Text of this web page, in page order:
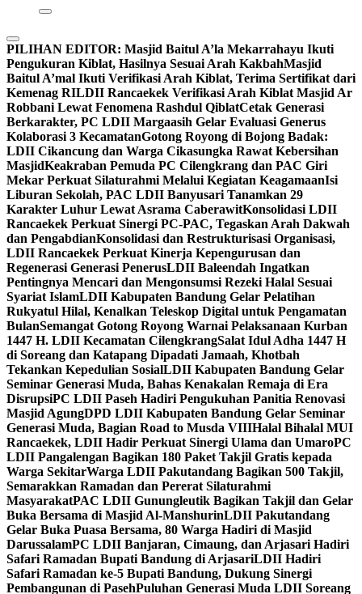
PILIHAN EDITOR: Masjid Baitul A’la Mekarrahayu Ikuti
Pengukuran Kiblat, Hasilnya Sesuai Arah KakbahMasjid
Baitul A’mal Ikuti Verifikasi Arah Kiblat, Terima Sertifikat dari
Kemenag RILDII Rancaekek Verifikasi Arah Kiblat Masjid Ar
Robbani Lewat Fenomena Rashdul QiblatCetak Generasi
Berkarakter, PC LDII Margaasih Gelar Evaluasi Generus
Kolaborasi 3 KecamatanGotong Royong di Bojong Badak:
LDII Cikancung dan Warga Cikasungka Rawat Kebersihan
MasjidKeakraban Pemuda PC Cilengkrang dan PAC Giri
Mekar Perkuat Silaturahmi Melalui Kegiatan KeagamaanIsi
Liburan Sekolah, PAC LDII Banyusari Tanamkan 29
Karakter Luhur Lewat Asrama CaberawitKonsolidasi LDII
Rancaekek Perkuat Sinergi PC-PAC, Tegaskan Arah Dakwah
dan PengabdianKonsolidasi dan Restrukturisasi Organisasi,
LDII Rancaekek Perkuat Kinerja Kepengurusan dan
Regenerasi Generasi PenerusLDII Baleendah Ingatkan
Pentingnya Mencari dan Mengonsumsi Rezeki Halal Sesuai
Syariat IslamLDII Kabupaten Bandung Gelar Pelatihan
Rukyatul Hilal, Kenalkan Teleskop Digital untuk Pengamatan
BulanSemangat Gotong Royong Warnai Pelaksanaan Kurban
1447 H. LDII Kecamatan CilengkrangSalat Idul Adha 1447 H
di Soreang dan Katapang Dipadati Jamaah, Khotbah
Tekankan Kepedulian SosialLDII Kabupaten Bandung Gelar
Seminar Generasi Muda, Bahas Kenakalan Remaja di Era
DisrupsiPC LDII Paseh Hadiri Pengukuhan Panitia Renovasi
Masjid AgungDPD LDII Kabupaten Bandung Gelar Seminar
Generasi Muda, Bagian Road to Musda VIIIHalal Bihalal MUI
Rancaekek, LDII Hadir Perkuat Sinergi Ulama dan UmaroPC
LDII Pangalengan Bagikan 180 Paket Takjil Gratis kepada
Warga SekitarWarga LDII Pakutandang Bagikan 500 Takjil,
Semarakkan Ramadan dan Pererat Silaturahmi
MasyarakatPAC LDII Gunungleutik Bagikan Takjil dan Gelar
Buka Bersama di Masjid Al-ManshurinLDII Pakutandang
Gelar Buka Puasa Bersama, 80 Warga Hadiri di Masjid
DarussalamPC LDII Banjaran, Cimaung, dan Arjasari Hadiri
Safari Ramadan Bupati Bandung di ArjasariLDII Hadiri
Safari Ramadan ke-5 Bupati Bandung, Dukung Sinergi
Pembangunan di PasehPuluhan Generasi Muda LDII Soreang